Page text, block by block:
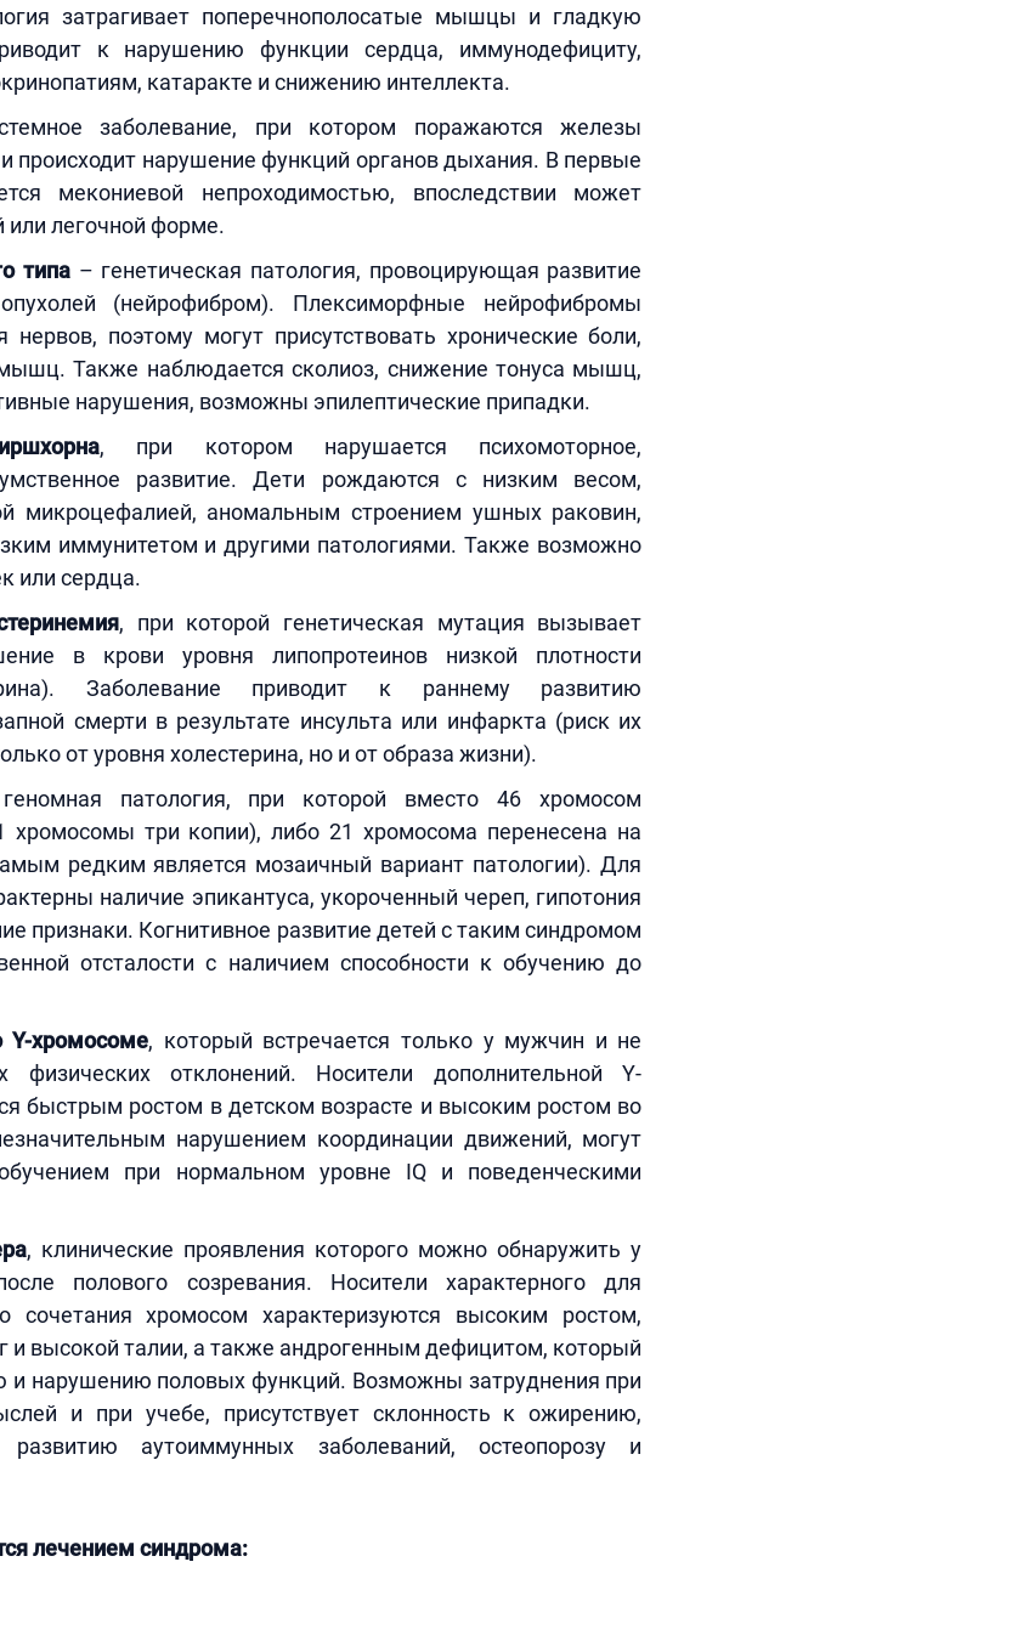
затрагивает поперечнополосатые мышцы и гладкую
к нарушению функции сердца, иммунодефициту,
катаракте и снижению интеллекта.
заболевание, при котором поражаются железы
происходит нарушение функций органов дыхания. В первые
мекониевой непроходимостью, впоследствии может
или легочной форме.
типа – генетическая патология, провоцирующая развитие
(нейрофибром). Плексиморфные нейрофибромы
поэтому могут присутствовать хронические боли,
Также наблюдается сколиоз, снижение тонуса мышц,
нарушения, возможны эпилептические припадки.
, при котором нарушается психомоторное,
развитие. Дети рождаются с низким весом,
микроцефалией, аномальным строением ушных раковин,
иммунитетом и другими патологиями. Также возможно
или сердца.
, при которой генетическая мутация вызывает
в крови уровня липопротеинов низкой плотности
Заболевание приводит к раннему развитию
смерти в результате инсульта или инфаркта (риск их
от уровня холестерина, но и от образа жизни).
патология, при которой вместо 46 хромосом
хромосомы три копии), либо 21 хромосома перенесена на
редким является мозаичный вариант патологии). Для
наличие эпикантуса, укороченный череп, гипотония
признаки. Когнитивное развитие детей с таким синдромом
отсталости с наличием способности к обучению до
хромосоме, который встречается только у мужчин и не
физических отклонений. Носители дополнительной Y-
быстрым ростом в детском возрасте и высоким ростом во
нарушением координации движений, могут
при нормальном уровне IQ и поведенческими
, клинические проявления которого можно обнаружить у
полового созревания. Носители характерного для
сочетания хромосом характеризуются высоким ростом,
и высокой талии, а также андрогенным дефицитом, который
и нарушению половых функций. Возможны затруднения при
и при учебе, присутствует склонность к ожирению,
развитию аутоиммунных заболеваний, остеопорозу и
лечением синдрома: